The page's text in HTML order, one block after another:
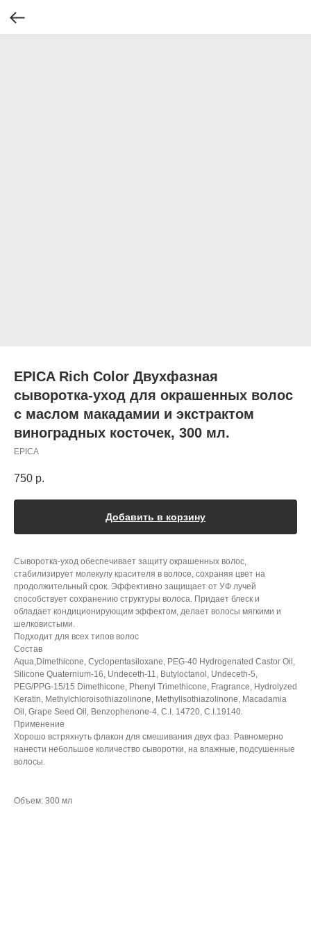
EPICA Rich Color Двухфазная
сыворотка-уход для окрашенных волос
с маслом макадамии и экстрактом
виноградных косточек, 300 мл.
EPICA
750 р.
Добавить в корзину
Сыворотка-уход обеспечивает защиту окрашенных волос,
стабилизирует молекулу красителя в волосе, сохраняя цвет на
продолжительный срок. Эффективно защищает от УФ лучей
способствует сохранению структуры волоса. Придает блеск и
обладает кондиционирующим эффектом, делает волосы мягкими и
шелковистыми.
Подходит для всех типов волос
Состав
Aqua,Dimethicone, Cyclopentasiloxane, PEG-40 Hydrogenated Castor Oil,
Silicone Quaternium-16, Undeceth-11, Butyloctanol, Undeceth-5,
PEG/PPG-15/15 Dimethicone, Phenyl Trimethicone, Fragrance, Hydrolyzed
Keratin, Methylchloroisothiazolinone, Methylisothiazolinone, Macadamia
Oil, Grape Seed Oil, Benzophenone-4, C.I. 14720, C.I.19140.
Применение
Хорошо встряхнуть флакон для смешивания двух фаз. Равномерно
нанести небольшое количество сыворотки, на влажные, подсушенные
волосы.
Объем: 300 мл